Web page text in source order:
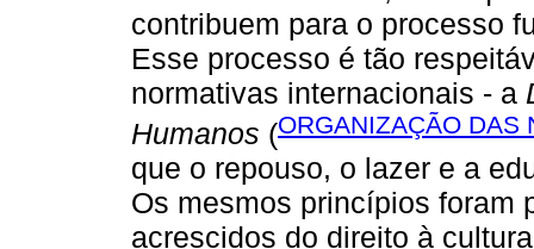
contribuem para o processo
Esse processo é tão
normativas internacionais - a
Humanos (ORGANIZAÇÃO DAS
que o repouso, o lazer e a
Os mesmos princípios foram
acrescidos do direito à